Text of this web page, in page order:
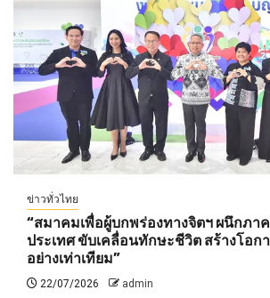
ข่าวทั่วไทย
“สมาคมเพื่อผู้บกพร่องทางจิตฯ ผนึกภา
ประเทศ ขับเคลื่อนทักษะชีวิต สร้างโอก
อย่างเท่าเทียม”
22/07/2026 admin